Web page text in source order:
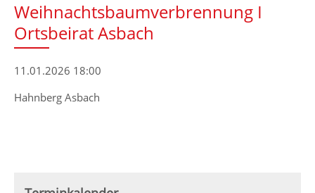
Weihnachtsbaumverbrennung I
Ortsbeirat Asbach
11.01.2026 18:00
Hahnberg Asbach